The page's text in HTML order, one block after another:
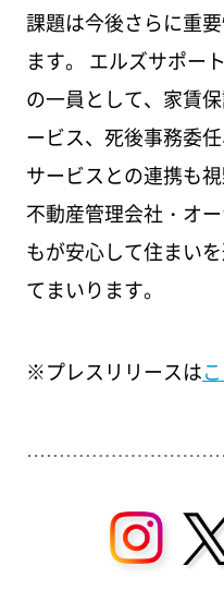
課題は今後さらに重
ます。 エルズサポー
の一員として、家賃
ービス、死後事務委
サービスとの連携も
不動産管理会社・オ
もが安心して住まい
てまいります。
※プレスリリースは